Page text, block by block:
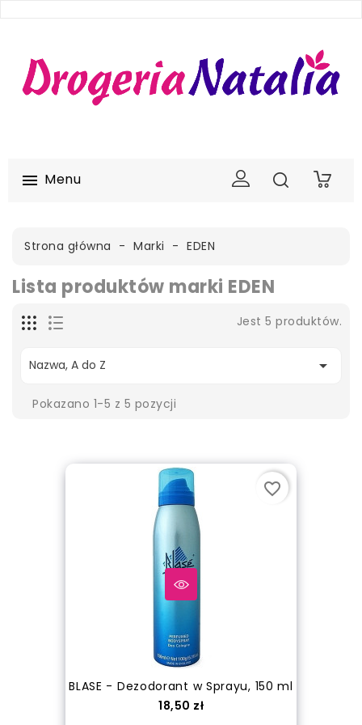
 Menu 0
Strona główna Marki EDEN
Lista produktów marki EDEN
Jest 5 produktów.
Nazwa, A do Z 
Pokazano 1-5 z 5 pozycji
BLASE - Dezodorant w Sprayu, 150 ml
Cena
18,50 zł
favorite_border